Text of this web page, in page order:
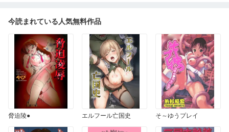
今読まれている人気無料作品
脅迫陵● エルフール亡国史 そ～ゆうプレイ